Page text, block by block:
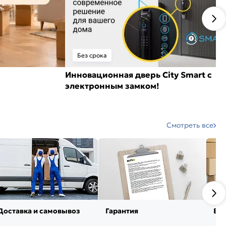
Без срока
Инновационная дверь City Smart с
электронным замком!
Смотреть все
и самовывоз Гарантия